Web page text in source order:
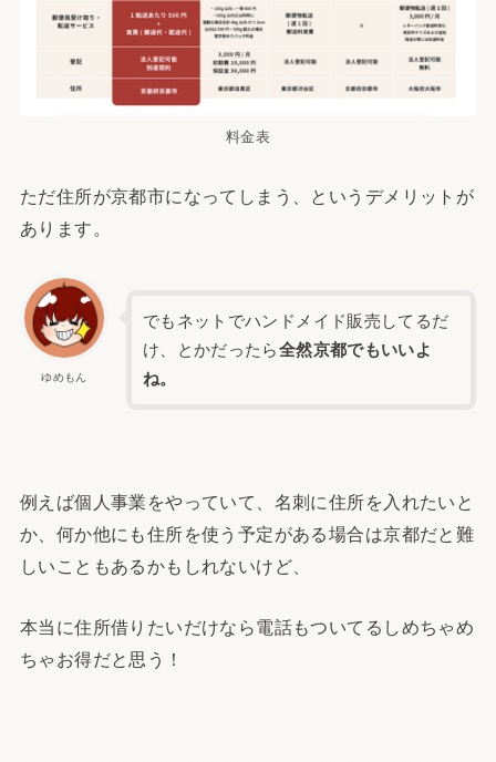
料金表
ただ住所が京都市になってしまう、というデメリットが
あります。
ゆめもん
でもネットでハンドメイド販売してるだ
け、とかだったら全然京都でもいいよ
ね。
例えば個人事業をやっていて、名刺に住所を入れたいと
か、何か他にも住所を使う予定がある場合は京都だと難
しいこともあるかもしれないけど、
本当に住所借りたいだけなら電話もついてるしめちゃめ
ちゃお得だと思う！